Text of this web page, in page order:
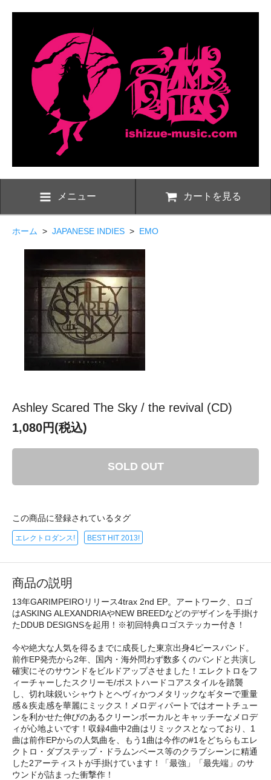
メニュー カートを見る
ホーム > JAPANESE INDIES > EMO
Ashley Scared The Sky / the revival (CD)
1,080円(税込)
SOLD OUT
この商品に登録されているタグ
エレクトロダンス! BEST HIT 2013!
商品の説明
13年GARIMPEIROリリース4trax 2nd EP。アートワーク、ロゴ
はASKING ALEXANDRIAやNEW BREEDなどのデザインを手掛け
たDDUB DESIGNSを起用！※初回特典ロゴステッカー付き！
今や絶大な人気を得るまでに成長した東京出身4ピースバンド。
前作EP発売から2年、国内・海外問わず数多くのバンドと共演し
確実にそのサウンドをビルドアップさせました！エレクトロをフ
ィーチャーしたスクリーモ/ポストハードコアスタイルを踏襲
し、切れ味鋭いシャウトとヘヴィかつメタリックなギターで重量
感＆疾走感を華麗にミックス！メロディパートではオートチュー
ンを利かせた伸びのあるクリーンボーカルとキャッチーなメロデ
ィが心地よいです！収録4曲中2曲はリミックスとなっており、1
曲は前作EPからの人気曲を、もう1曲は今作の#1をどちらもエレ
クトロ・ダブステップ・ドラムンベース等のクラブシーンに精通
した2アーティストが手掛けています！「最強」「最先端」のサ
ウンドが詰まった衝撃作！